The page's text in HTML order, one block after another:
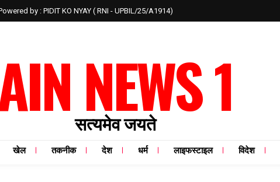
by : PIDIT KO NYAY ( RNI - UPBIL/25/A1914)
NEWS 1
सत्यमेव जयते
खेल तकनीक देश धर्म लाइफस्टाइल विदेश